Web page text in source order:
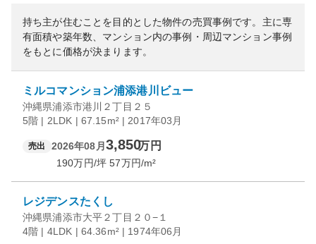
持ち主が住むことを目的とした物件の売買事例です。 主に専
有面積や築年数、マンション内の事例・周辺マンション事例
をもとに価格が決まります。
ミルコマンション浦添港川ビュー
沖縄県浦添市港川２丁目２５
5階 | 2LDK | 67.15m² | 2017年03月
売出 2026年08月 3,850万円
190万円/坪 57万円/m²
レジデンスたくし
沖縄県浦添市大平２丁目２０−１
4階 | 4LDK | 64.36m² | 1974年06月